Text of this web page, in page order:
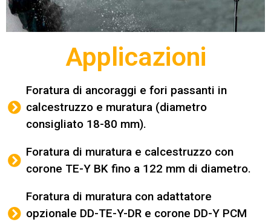
Applicazioni
Foratura di ancoraggi e fori passanti in
calcestruzzo e muratura (diametro
consigliato 18-80 mm).
Foratura di muratura e calcestruzzo con
corone TE-Y BK fino a 122 mm di diametro.
Foratura di muratura con adattatore
opzionale DD-TE-Y-DR e corone DD-Y PCM